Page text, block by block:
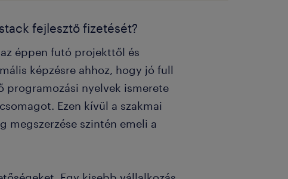
fejlesztő fizetését?
éppen futó projekttől és
képzésre ahhoz, hogy jó full
programozási nyelvek ismerete
Ezen kívül a szakmai
megszerzése szintén emeli a